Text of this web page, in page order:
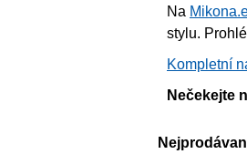
Na
stylu.
Kompletní
Nečekejte